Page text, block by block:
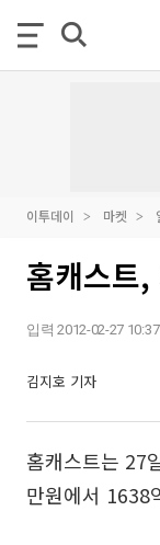
이투데이 마켓
홈캐스트
입력 2012-02-27 10:37
김지호 기자
홈캐스트는 27
만원에서 1638